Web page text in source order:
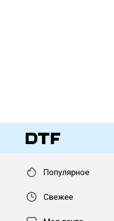
Популярное
Свежее